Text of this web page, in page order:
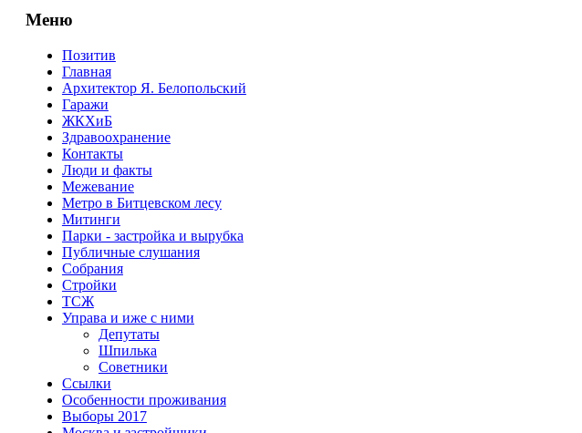
Меню
Позитив
Главная
Архитектор Я. Белопольский
Гаражи
ЖКХиБ
Здравоохранение
Контакты
Люди и факты
Межевание
Метро в Битцевском лесу
Митинги
Парки - застройка и вырубка
Публичные слушания
Собрания
Стройки
ТСЖ
Управа и иже с ними
Депутаты
Шпилька
Советники
Ссылки
Особенности проживания
Выборы 2017